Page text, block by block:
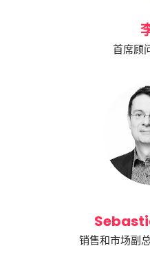
首席顾
销售和市场副